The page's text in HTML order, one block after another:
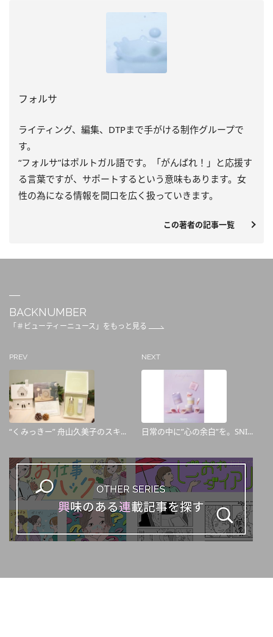
フォルサ
ライティング、編集、DTPまで手がける制作グループで
す。
“フォルサ”はポルトガル語です。「がんばれ！」と応援す
る言葉ですが、サポートするという意味もあります。女
性の為になる情報を間口を広く扱っていきます。
この著者の記事一覧
BACKNUMBER
「＃ビューティーニュース」をもっと見る
PREV
“くみっきー” 舟山久美子のスキ...
NEXT
日常の中に”心の余白”を。SNI...